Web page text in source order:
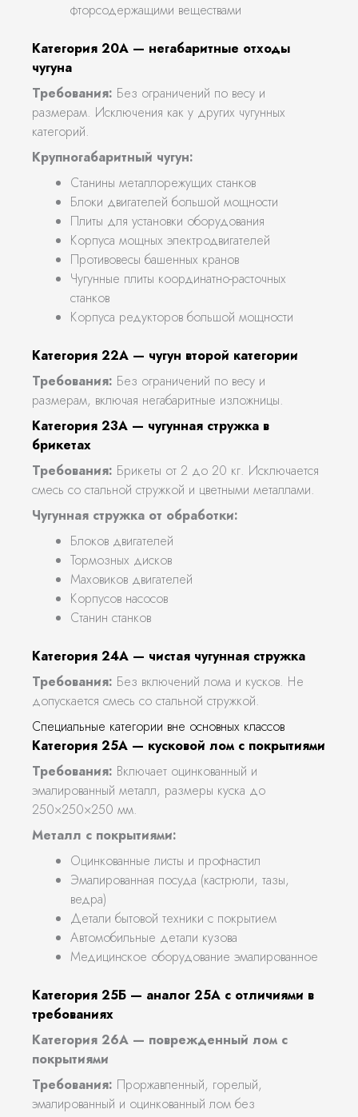
фторсодержащими веществами
Категория 20А — негабаритные отходы
чугуна
Требования: Без ограничений по весу и
размерам. Исключения как у других чугунных
категорий.
Крупногабаритный чугун:
Станины металлорежущих станков
Блоки двигателей большой мощности
Плиты для установки оборудования
Корпуса мощных электродвигателей
Противовесы башенных кранов
Чугунные плиты координатно-расточных
станков
Корпуса редукторов большой мощности
Категория 22А — чугун второй категории
Требования: Без ограничений по весу и
размерам, включая негабаритные изложницы.
Категория 23А — чугунная стружка в
брикетах
Требования: Брикеты от 2 до 20 кг. Исключается
смесь со стальной стружкой и цветными металлами.
Чугунная стружка от обработки:
Блоков двигателей
Тормозных дисков
Маховиков двигателей
Корпусов насосов
Станин станков
Категория 24А — чистая чугунная стружка
Требования: Без включений лома и кусков. Не
допускается смесь со стальной стружкой.
Специальные категории вне основных классов
Категория 25А — кусковой лом с покрытиями
Требования: Включает оцинкованный и
эмалированный металл, размеры куска до
250×250×250 мм.
Металл с покрытиями:
Оцинкованные листы и профнастил
Эмалированная посуда (кастрюли, тазы,
ведра)
Детали бытовой техники с покрытием
Автомобильные детали кузова
Медицинское оборудование эмалированное
Категория 25Б — аналог 25А с отличиями в
требованиях
Категория 26А — поврежденный лом с
покрытиями
Требования: Проржавленный, горелый,
эмалированный и оцинкованный лом без